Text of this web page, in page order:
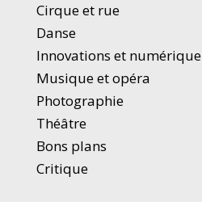
Cirque et rue
Danse
Innovations et numérique
Musique et opéra
Photographie
Théâtre
Bons plans
Critique